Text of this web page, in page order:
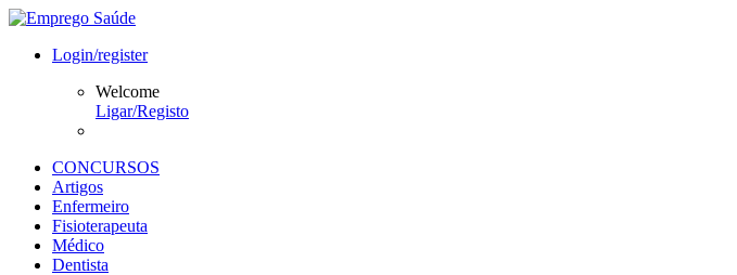
Login/register
Welcome
Ligar/Registo
CONCURSOS
Artigos
Enfermeiro
Fisioterapeuta
Médico
Dentista